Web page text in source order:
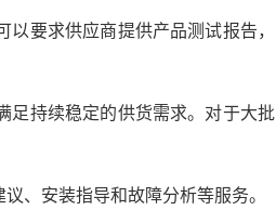
要求供应商提供产品测试报告，
足持续稳定的供货需求。对于大批
、安装指导和故障分析等服务。